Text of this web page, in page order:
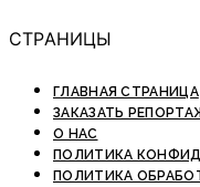
СТРАНИЦЫ
ГЛАВНАЯ СТРАНИЦА
ЗАКАЗАТЬ
О НАС
ПОЛИТИКА
ПОЛИТИКА